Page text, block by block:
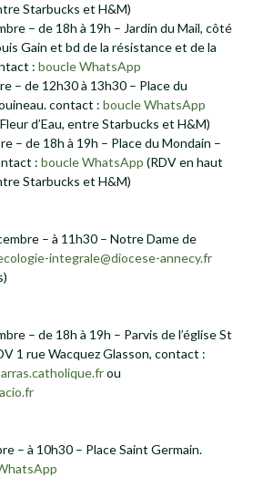
Starbucks et H&M)
– de 18h à 19h – Jardin du Mail, côté
Gain et bd de la résistance et de la
: boucle WhatsApp
– de 12h30 à 13h30 – Place du
contact : boucle WhatsApp
d’Eau, entre Starbucks et H&M)
– de 18h à 19h – Place du Mondain –
: boucle WhatsApp (RDV en haut
Starbucks et H&M)
– à 11h30 – Notre Dame de
integrale@diocese-annecy.fr
– de 18h à 19h – Parvis de l’église St
1 rue Wacquez Glasson, contact :
ou
– à 10h30 – Place Saint Germain.